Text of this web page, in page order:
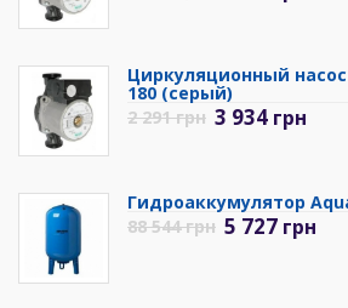
Циркуляционный насос
180 (серый)
2 291грн 3 934 грн
Гидроаккумулятор
88 544грн 5 727 грн